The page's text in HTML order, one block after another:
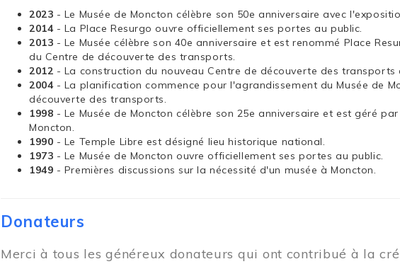
2023 - Le Musée de Moncton célèbre son 50e anniversaire avec
2014 - La Place Resurgo ouvre officiellement ses portes au public.
2013 - Le Musée célèbre son 40e anniversaire et est renommé Place
du Centre de découverte des transports.
2012 - La construction du nouveau Centre de découverte des transports
2004 - La planification commence pour l'agrandissement du Musée de
découverte des transports.
1998 - Le Musée de Moncton célèbre son 25e anniversaire et est géré
Moncton.
1990 - Le Temple Libre est désigné lieu historique national.
1973 - Le Musée de Moncton ouvre officiellement ses portes au public.
1949 - Premières discussions sur la nécessité d'un musée à Moncton.
Donateurs
Merci à tous les généreux donateurs qui ont contribué à la